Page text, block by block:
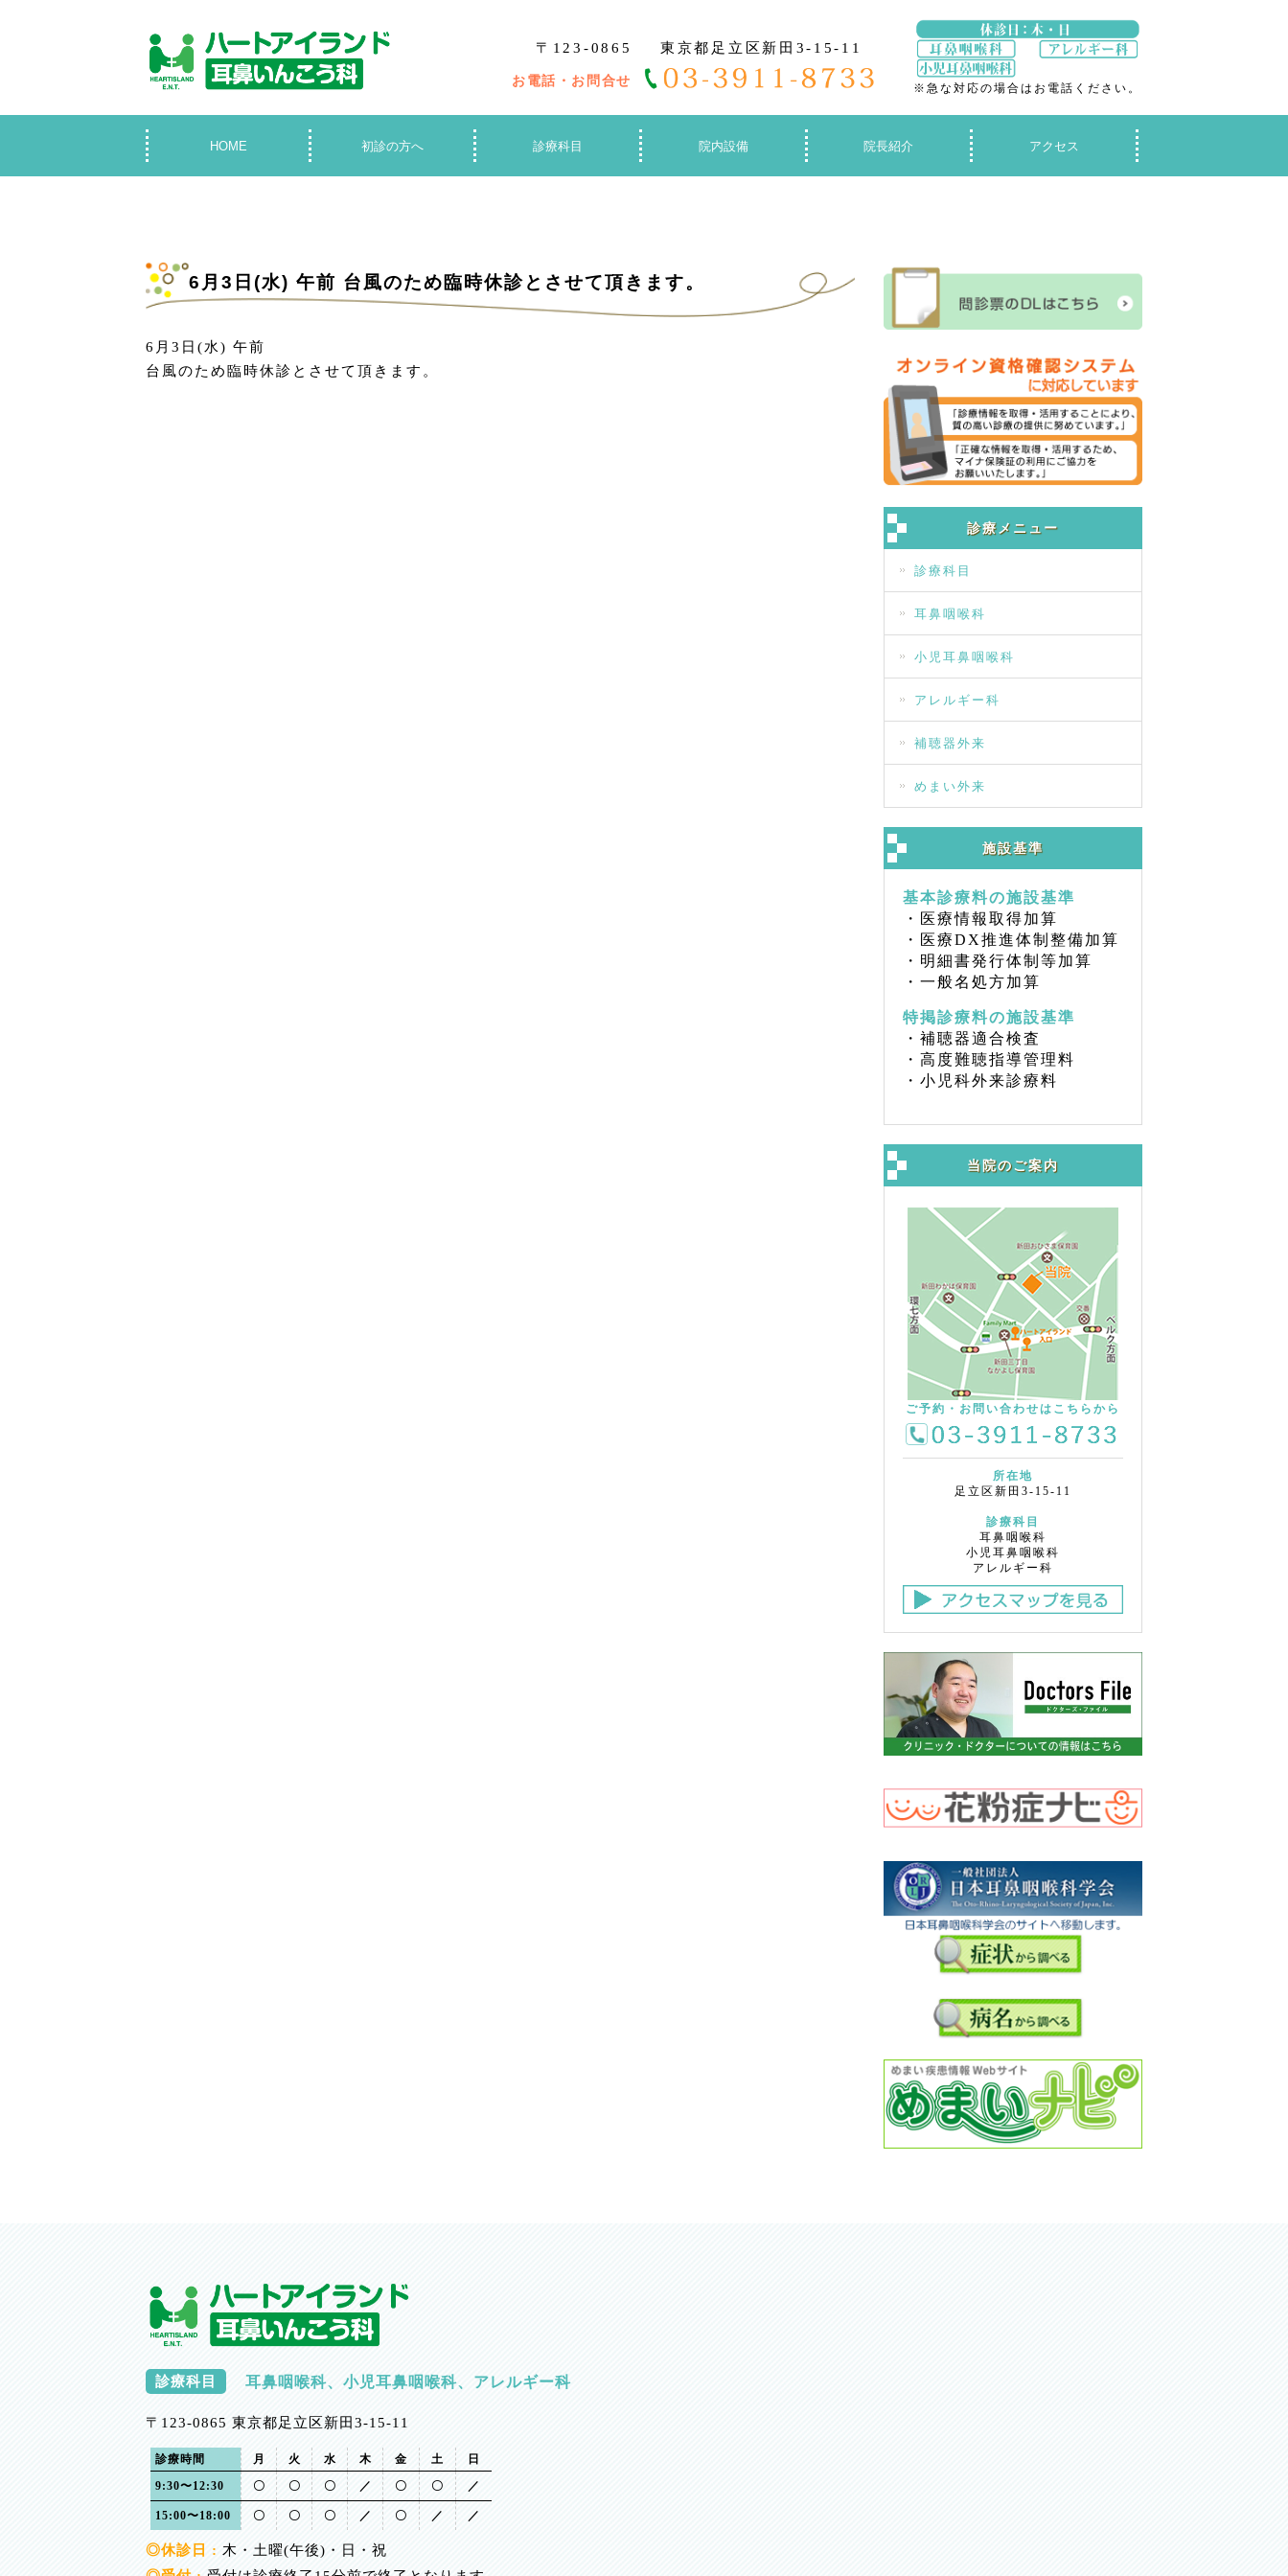
〒123-0865 東京都足立区新田3-15-11
お電話・お問合せ ※急な対応の場合はお電話ください。
HOME 初診の方へ 診療科目 院内設備 院長紹介 アクセス
6月3日(水) 午前 台風のため臨時休診とさせて頂きます。
6月3日(水) 午前
台風のため臨時休診とさせて頂きます。
診療メニュー
診療科目
耳鼻咽喉科
小児耳鼻咽喉科
アレルギー科
補聴器外来
めまい外来
施設基準
基本診療料の施設基準
・医療情報取得加算
・医療DX推進体制整備加算
・明細書発行体制等加算
・一般名処方加算
特掲診療料の施設基準
・補聴器適合検査
・高度難聴指導管理料
・小児科外来診療料
当院のご案内
ご予約・お問い合わせはこちらから
所在地
足立区新田3-15-11
診療科目
耳鼻咽喉科
小児耳鼻咽喉科
アレルギー科
診療科目 耳鼻咽喉科、小児耳鼻咽喉科、アレルギー科
〒123-0865 東京都足立区新田3-15-11
診療時間 月 火 水 木 金 土
日
9:30〜12:30
〇 〇 〇 ／ 〇 〇 ／
15:00〜18:00 〇 〇 〇 ／ 〇 ／ ／
◎休診日 : 木・土曜(午後)・日・祝